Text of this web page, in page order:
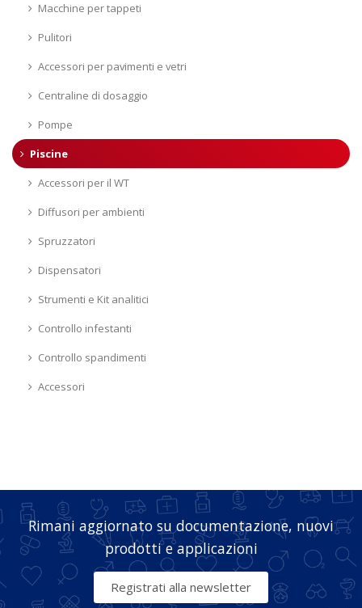
Macchine per tappeti
Pulitori
Accessori per pavimenti e vetri
Centraline di dosaggio
Pompe
Piscine
Accessori per il WT
Diffusori per ambienti
Spruzzatori
Dispensatori
Strumenti e Kit analitici
Controllo infestanti
Controllo spandimenti
Accessori
Rimani aggiornato su documentazione, nuovi
prodotti e applicazioni
Registrati alla newsletter